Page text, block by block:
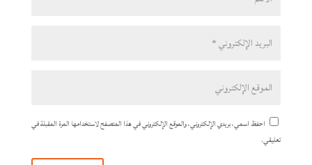
احفظ اسمي، بريدي الإلكتروني، والموقع الإلكتروني في هذا المتصفح لاستخدامها المرة المقبلة في
تعليقي.